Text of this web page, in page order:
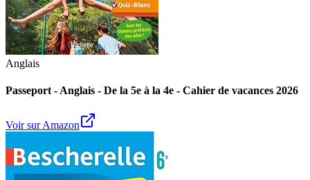
Anglais
Passeport - Anglais - De la 5e à la 4e - Cahier de vacances 2026
Voir sur Amazon